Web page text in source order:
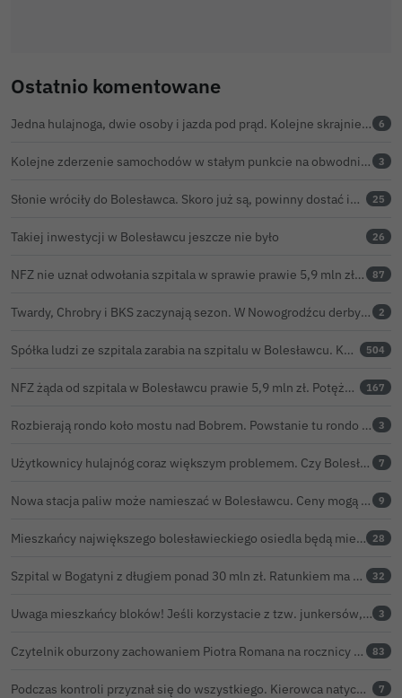
Ostatnio komentowane
Jedna hulajnoga, dwie osoby i jazda pod prąd. Kolejne skrajnie nieodpowiedzialne zachowanie na ulicach Bolesławca 6
Kolejne zderzenie samochodów w stałym punkcie na obwodnicy Bolesławca 3
Słonie wróciły do Bolesławca. Skoro już są, powinny dostać imiona? 25
Takiej inwestycji w Bolesławcu jeszcze nie było 26
NFZ nie uznał odwołania szpitala w sprawie prawie 5,9 mln zł. Barczyk: rozważamy sąd 87
Twardy, Chrobry i BKS zaczynają sezon. W Nowogrodźcu derby i pomoc dla Jakuba w powrocie do zdrowia 2
Spółka ludzi ze szpitala zarabia na szpitalu w Bolesławcu. Kwoty pozostają tajne 504
NFZ żąda od szpitala w Bolesławcu prawie 5,9 mln zł. Potężny cios po kontroli rozliczeń 167
Rozbierają rondo koło mostu nad Bobrem. Powstanie tu rondo turbinowe 3
Użytkownicy hulajnóg coraz większym problemem. Czy Bolesławiec powinien pójść śladem Gniezna? 7
Nowa stacja paliw może namieszać w Bolesławcu. Ceny mogą być niższe nawet o 30 groszy na litrze 9
Mieszkańcy największego bolesławieckiego osiedla będą mieli nowy market 28
Szpital w Bogatyni z długiem ponad 30 mln zł. Ratunkiem ma być połączenie z Bolesławcem 32
Uwaga mieszkańcy bloków! Jeśli korzystacie z tzw. junkersów, przeczytajcie to koniecznie 3
Czytelnik oburzony zachowaniem Piotra Romana na rocznicy prezydentury Karola Nawrockiego. Obejrzeliśmy nagranie 83
Podczas kontroli przyznał się do wszystkiego. Kierowca natychmiast stracił prawo jazdy 7